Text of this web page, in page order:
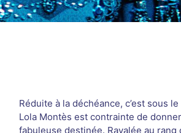
Réduite à la déchéance, c’est sous
Lola Montès est contrainte de
fabuleuse destinée. Ravalée au